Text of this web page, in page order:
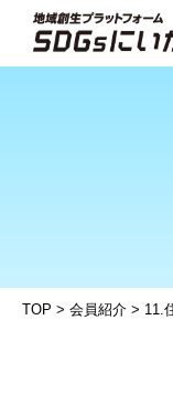
TOP > 会員紹介 > 11.